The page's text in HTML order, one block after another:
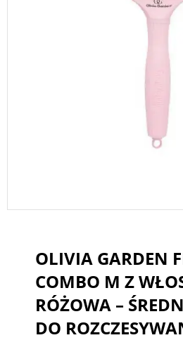
OLIVIA GARDEN
COMBO M Z
RÓŻOWA –
DO